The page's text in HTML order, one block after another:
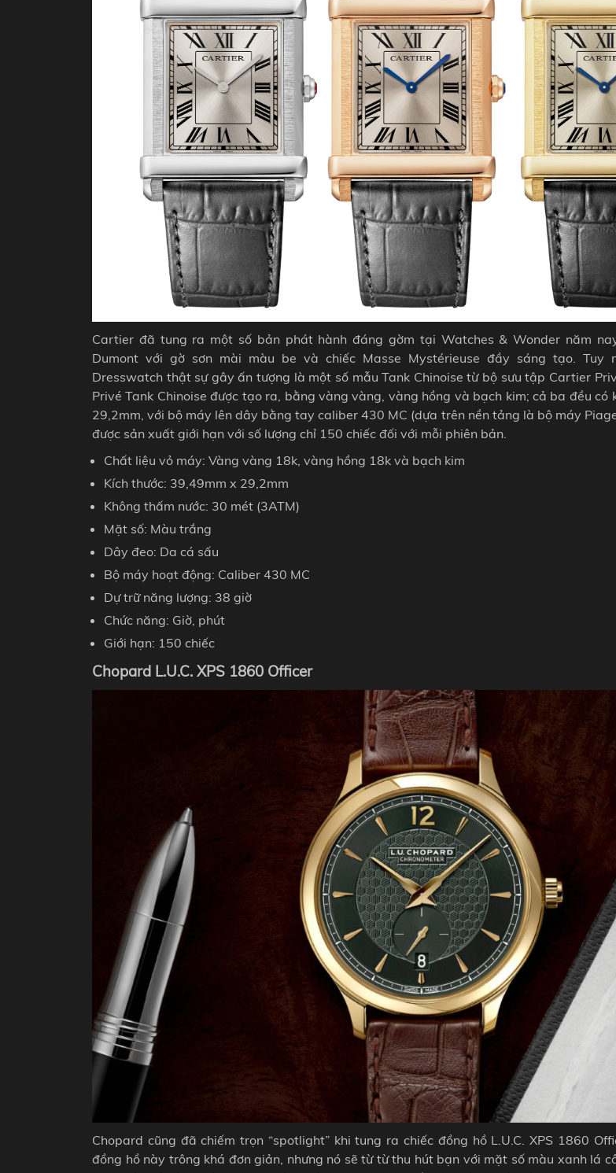
Cartier đã tung ra một số bản phát hành đáng gờm tại Watches & Wonder năm
Dumont với gờ sơn mài màu be và chiếc Masse Mystérieuse đầy sáng tạo. Tuy
Dresswatch thật sự gây ấn tượng là một số mẫu Tank Chinoise từ bộ sưu tập Cartier
Privé Tank Chinoise được tạo ra, bằng vàng vàng, vàng hồng và bạch kim; cả ba đều có
29,2mm, với bộ máy lên dây bằng tay caliber 430 MC (dựa trên nền tảng là bộ máy
được sản xuất giới hạn với số lượng chỉ 150 chiếc đối với mỗi phiên bản.
Chất liệu vỏ máy: Vàng vàng 18k, vàng hồng 18k và bạch kim
Kích thước: 39,49mm x 29,2mm
Không thấm nước: 30 mét (3ATM)
Mặt số: Màu trắng
Dây đeo: Da cá sấu
Bộ máy hoạt động: Caliber 430 MC
Dự trữ năng lượng: 38 giờ
Chức năng: Giờ, phút
Giới hạn: 150 chiếc
Chopard L.U.C. XPS 1860 Officer
Chopard cũng đã chiếm trọn “spotlight” khi tung ra chiếc đồng hồ L.U.C. XPS 1860
đồng hồ này trông khá đơn giản, nhưng nó sẽ từ từ thu hút bạn với mặt số màu xanh lá